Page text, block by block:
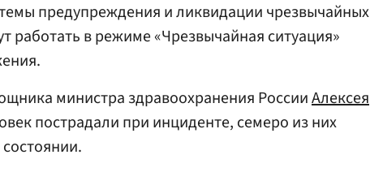
предупреждения и ликвидации чрезвычайных
работать в режиме «Чрезвычайная ситуация»
министра здравоохранения РоссииАлексея
пострадали при инциденте, семеро из них